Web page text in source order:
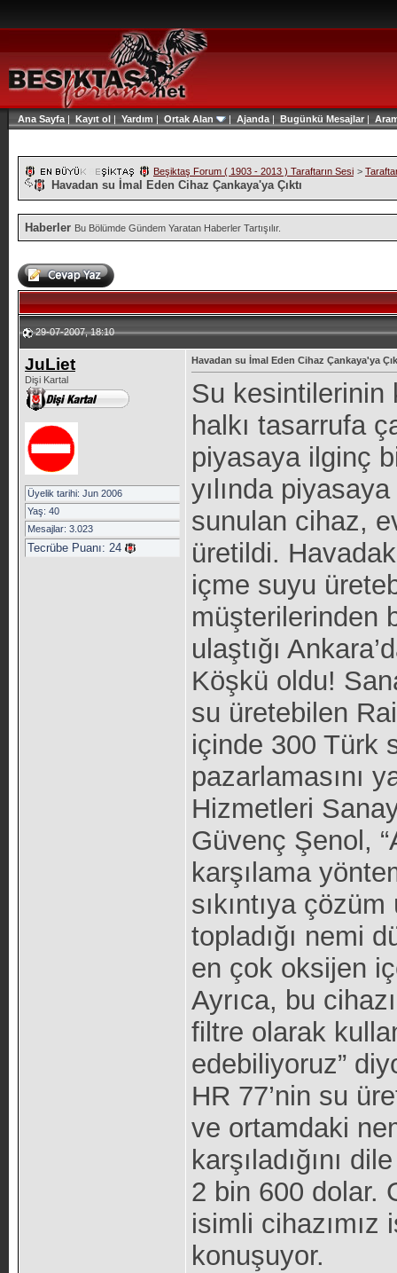
Ana Sayfa | Kayıt ol | Yardım | Ortak Alan | Ajanda | Bugünkü Mesajlar|
Beşiktaş Forum ( 1903 - 2013 ) Taraftarın Sesi >
Havadan su İmal Eden Cihaz Çankaya'ya Çıktı
Haberler Bu Bölümde Gündem Yaratan Haberler Tartışılır.
29-07-2007, 18:10
JuLiet
Dişi Kartal
Üyelik tarihi: Jun 2006
Yaş: 40
Mesajlar: 3.023
Tecrübe Puanı: 24
Havadan su İmal Eden Cihaz Çankaya'ya
Su kesintilerinin
halkı tasarrufa
piyasaya ilginç
yılında
sunulan cihaz,
üretildi.
içme suyu
müşterilerinden
ulaştığı
Köşkü oldu!
su üretebilen
içinde 300 Türk
pazarlamasını
Hizmetleri
Güvenç Şenol,
karşılama
sıkıntıya
topladığı nemi
en çok oksijen
Ayrıca, bu
filtre olarak
edebiliyoruz”
HR 77’nin su
ve ortamdaki
karşıladığını
2 bin 600 dolar.
isimli cihazımız
konuşuyor.